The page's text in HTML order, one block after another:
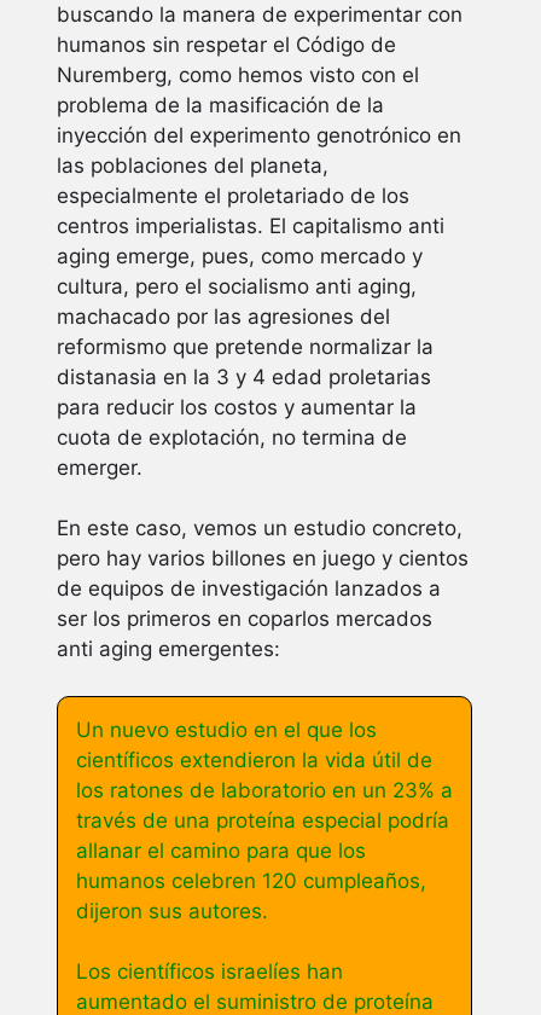
buscando la manera de experimentar con
humanos sin respetar el Código de
Nuremberg, como hemos visto con el
problema de la masificación de la
inyección del experimento genotrónico en
las poblaciones del planeta,
especialmente el proletariado de los
centros imperialistas. El capitalismo anti
aging emerge, pues, como mercado y
cultura, pero el socialismo anti aging,
machacado por las agresiones del
reformismo que pretende normalizar la
distanasia en la 3 y 4 edad proletarias
para reducir los costos y aumentar la
cuota de explotación, no termina de
emerger.
En este caso, vemos un estudio concreto,
pero hay varios billones en juego y cientos
de equipos de investigación lanzados a
ser los primeros en coparlos mercados
anti aging emergentes:
Un nuevo estudio en el que los
científicos extendieron la vida útil de
los ratones de laboratorio en un 23% a
través de una proteína especial podría
allanar el camino para que los
humanos celebren 120 cumpleaños,
dijeron sus autores.
Los científicos israelíes han
aumentado el suministro de proteína